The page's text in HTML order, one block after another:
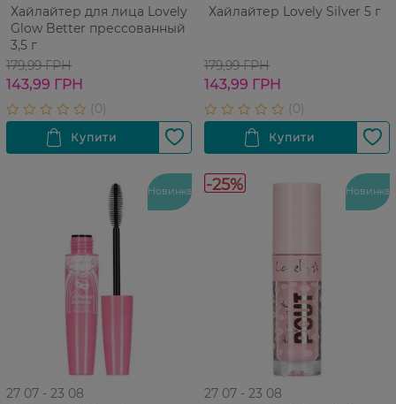
Хайлайтер для лица Lovely
Glow Better прессованный
3,5 г
179,99 ГРН
143,99 ГРН
Хайлайтер Lovely Silver 5 г
179,99 ГРН
143,99 ГРН
Новинка
27 07 - 23 08
-25% Новинка
27 07 - 23 08